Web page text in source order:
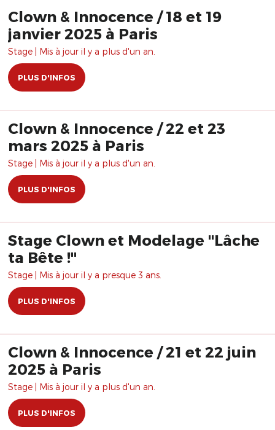
Clown & Innocence / 18 et 19
janvier 2025 à Paris
Stage | Mis à jour il y a plus d'un an.
PLUS D'INFOS
Clown & Innocence / 22 et 23
mars 2025 à Paris
Stage | Mis à jour il y a plus d'un an.
PLUS D'INFOS
Stage Clown et Modelage "Lâche
ta Bête !"
Stage | Mis à jour il y a presque 3 ans.
PLUS D'INFOS
Clown & Innocence / 21 et 22 juin
2025 à Paris
Stage | Mis à jour il y a plus d'un an.
PLUS D'INFOS